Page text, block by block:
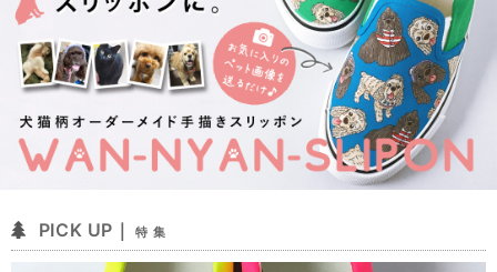
PICK UP｜ 特 集